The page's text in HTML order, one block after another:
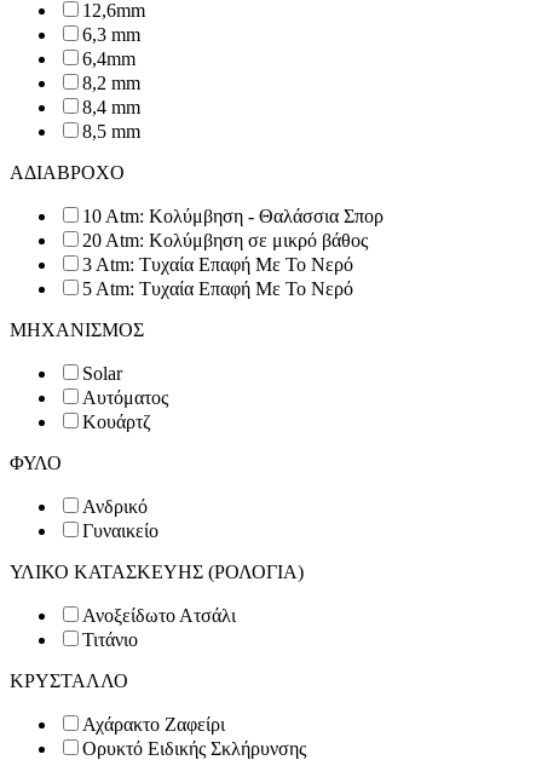
12,6mm
6,3 mm
6,4mm
8,2 mm
8,4 mm
8,5 mm
ΑΔΙΑΒΡΟΧΟ
10 Atm: Κολύμβηση - Θαλάσσια Σπορ
20 Atm: Κολύμβηση σε μικρό βάθος
3 Atm: Τυχαία Επαφή Με Το Νερό
5 Atm: Τυχαία Επαφή Με Το Νερό
ΜΗΧΑΝΙΣΜΟΣ
Solar
Αυτόματος
Κουάρτζ
ΦΥΛΟ
Ανδρικό
Γυναικείο
ΥΛΙΚΟ ΚΑΤΑΣΚΕΥΗΣ (ΡΟΛΟΓΙΑ)
Ανοξείδωτο Ατσάλι
Τιτάνιο
ΚΡΥΣΤΑΛΛΟ
Αχάρακτο Ζαφείρι
Ορυκτό Ειδικής Σκλήρυνσης